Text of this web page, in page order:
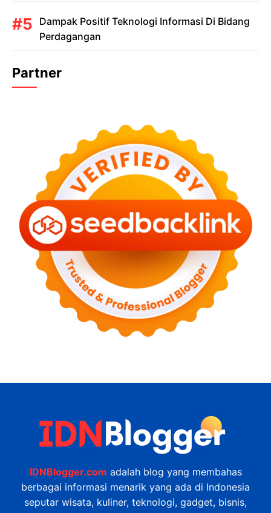
Dampak Positif Teknologi Informasi Di Bidang
Perdagangan
Partner
IDNBlogger.com adalah blog yang membahas
berbagai informasi menarik yang ada di Indonesia
seputar wisata, kuliner, teknologi, gadget, bisnis,